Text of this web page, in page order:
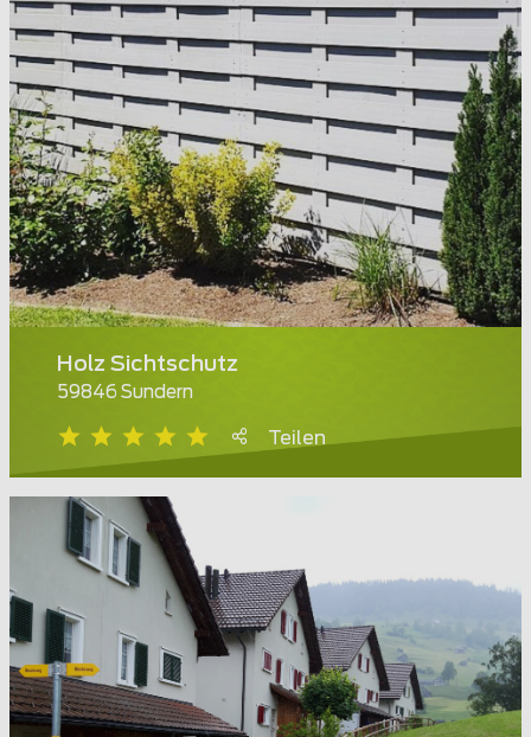
Holz Sichtschutz
59846 Sundern
Teilen